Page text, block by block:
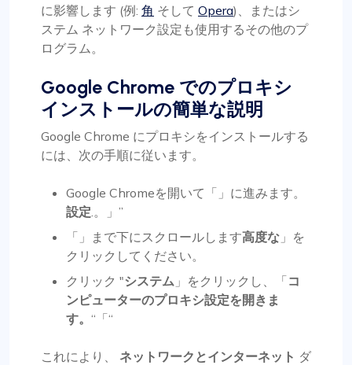
に影響します (例: 角 そして Opera)、またはシ
ステム ネットワーク設定も使用するその他のプ
ログラム。
Google Chrome でのプロキシ
インストールの簡単な説明
Google Chrome にプロキシをインストールする
には、次の手順に従います。
Google Chromeを開いて「」に進みます。
設定 .。」”
「」まで下にスクロールします高度な 」を
クリックしてください。
クリック "システム 」をクリックし、「コ
ンピューターのプロキシ設定を開きま
す。 “「“
これにより、 ネットワークとインターネット ダ